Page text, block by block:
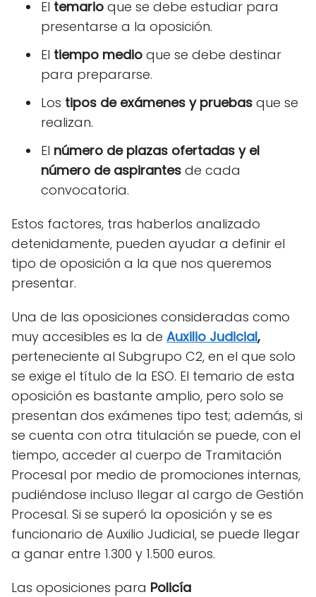
El temario que se debe estudiar para
presentarse a la oposición.
El tiempo medio que se debe destinar
para prepararse.
Los tipos de exámenes y pruebas que se
realizan.
El número de plazas ofertadas y el
número de aspirantes de cada
convocatoria.
Estos factores, tras haberlos analizado
detenidamente, pueden ayudar a definir el
tipo de oposición a la que nos queremos
presentar.
Una de las oposiciones consideradas como
muy accesibles es la de Auxilio Judicial,
perteneciente al Subgrupo C2, en el que solo
se exige el título de la ESO. El temario de esta
oposición es bastante amplio, pero solo se
presentan dos exámenes tipo test; además, si
se cuenta con otra titulación se puede, con el
tiempo, acceder al cuerpo de Tramitación
Procesal por medio de promociones internas,
pudiéndose incluso llegar al cargo de Gestión
Procesal. Si se superó la oposición y se es
funcionario de Auxilio Judicial, se puede llegar
a ganar entre 1.300 y 1.500 euros.
Las oposiciones para Policía